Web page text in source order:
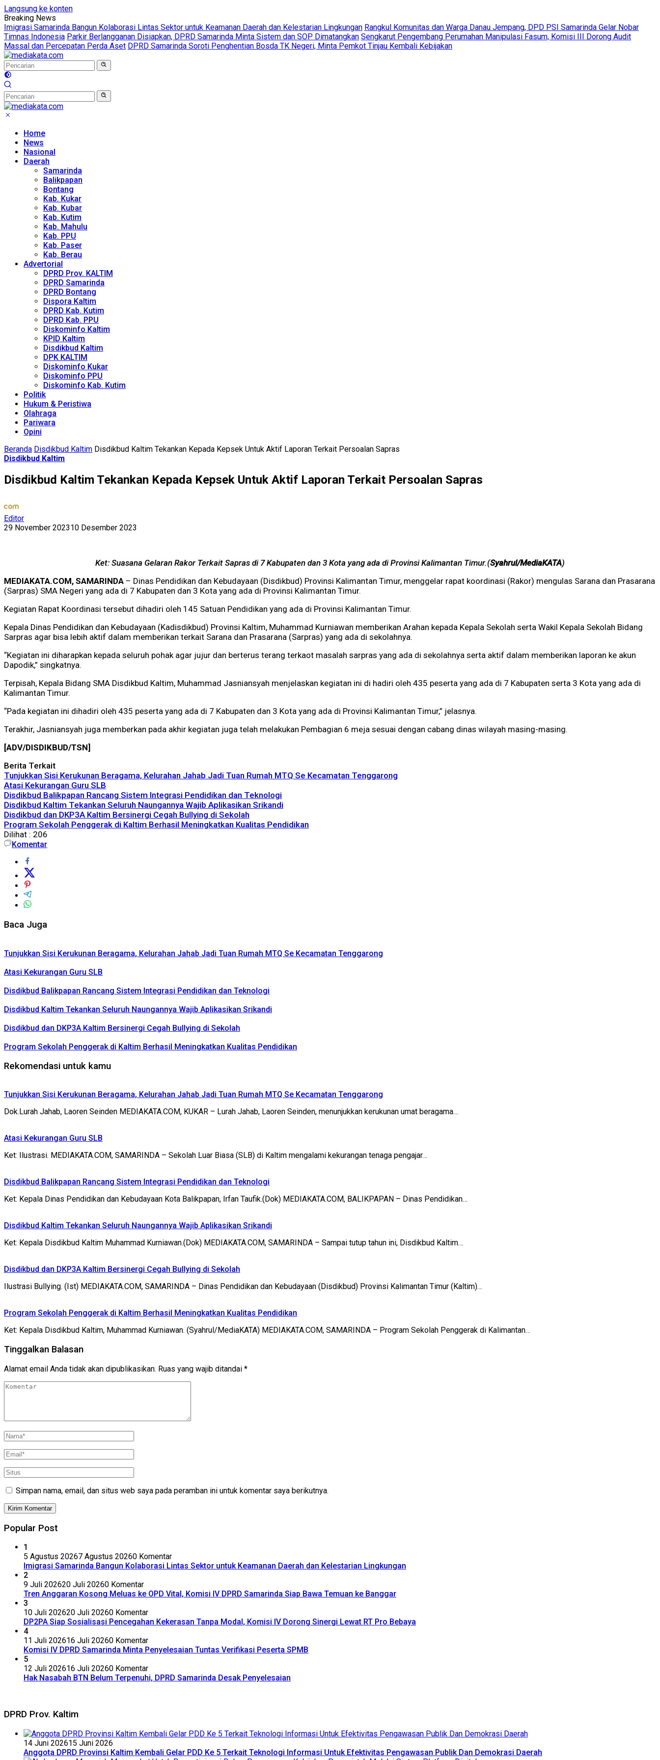
Langsung ke konten
Breaking News
Imigrasi Samarinda Bangun Kolaborasi Lintas Sektor untuk Keamanan Daerah dan Kelestarian Lingkungan Rangkul Komunitas dan Warga Danau Jempang, DPD PSI Samarinda Gelar Nobar
Timnas Indonesia Parkir Berlangganan Disiapkan, DPRD Samarinda Minta Sistem dan SOP Dimatangkan Sengkarut Pengembang Perumahan Manipulasi Fasum, Komisi III Dorong Audit
Massal dan Percepatan Perda Aset DPRD Samarinda Soroti Penghentian Bosda TK Negeri, Minta Pemkot Tinjau Kembali Kebijakan
Home
News
Nasional
Daerah
Samarinda
Balikpapan
Bontang
Kab. Kukar
Kab. Kubar
Kab. Kutim
Kab. Mahulu
Kab. PPU
Kab. Paser
Kab. Berau
Advertorial
DPRD Prov. KALTIM
DPRD Samarinda
DPRD Bontang
Dispora Kaltim
DPRD Kab. Kutim
DPRD Kab. PPU
Diskominfo Kaltim
KPID Kaltim
Disdikbud Kaltim
DPK KALTIM
Diskominfo Kukar
Diskominfo PPU
Diskominfo Kab. Kutim
Politik
Hukum & Peristiwa
Olahraga
Pariwara
Opini
Beranda Disdikbud Kaltim Disdikbud Kaltim Tekankan Kepada Kepsek Untuk Aktif Laporan Terkait Persoalan Sapras
Disdikbud Kaltim
Disdikbud Kaltim Tekankan Kepada Kepsek Untuk Aktif Laporan Terkait Persoalan Sapras
Editor
29 November 202310 Desember 2023
Ket: Suasana Gelaran Rakor Terkait Sapras di 7 Kabupaten dan 3 Kota yang ada di Provinsi Kalimantan Timur.(Syahrul/MediaKATA)
MEDIAKATA.COM, SAMARINDA – Dinas Pendidikan dan Kebudayaan (Disdikbud) Provinsi Kalimantan Timur, menggelar rapat koordinasi (Rakor) mengulas Sarana dan Prasarana
(Sarpras) SMA Negeri yang ada di 7 Kabupaten dan 3 Kota yang ada di Provinsi Kalimantan Timur.
Kegiatan Rapat Koordinasi tersebut dihadiri oleh 145 Satuan Pendidikan yang ada di Provinsi Kalimantan Timur.
Kepala Dinas Pendidikan dan Kebudayaan (Kadisdikbud) Provinsi Kaltim, Muhammad Kurniawan memberikan Arahan kepada Kepala Sekolah serta Wakil Kepala Sekolah Bidang
Sarpras agar bisa lebih aktif dalam memberikan terkait Sarana dan Prasarana (Sarpras) yang ada di sekolahnya.
“Kegiatan ini diharapkan kepada seluruh pohak agar jujur dan berterus terang terkaot masalah sarpras yang ada di sekolahnya serta aktif dalam memberikan laporan ke akun
Dapodik,” singkatnya.
Terpisah, Kepala Bidang SMA Disdikbud Kaltim, Muhammad Jasniansyah menjelaskan kegiatan ini di hadiri oleh 435 peserta yang ada di 7 Kabupaten serta 3 Kota yang ada di
Kalimantan Timur.
“Pada kegiatan ini dihadiri oleh 435 peserta yang ada di 7 Kabupaten dan 3 Kota yang ada di Provinsi Kalimantan Timur,” jelasnya.
Terakhir, Jasniansyah juga memberkan pada akhir kegiatan juga telah melakukan Pembagian 6 meja sesuai dengan cabang dinas wilayah masing-masing.
[ADV/DISDIKBUD/TSN]
Berita Terkait
Tunjukkan Sisi Kerukunan Beragama, Kelurahan Jahab Jadi Tuan Rumah MTQ Se Kecamatan Tenggarong
Atasi Kekurangan Guru SLB
Disdikbud Balikpapan Rancang Sistem Integrasi Pendidikan dan Teknologi
Disdikbud Kaltim Tekankan Seluruh Naungannya Wajib Aplikasikan Srikandi
Disdikbud dan DKP3A Kaltim Bersinergi Cegah Bullying di Sekolah
Program Sekolah Penggerak di Kaltim Berhasil Meningkatkan Kualitas Pendidikan
Dilihat : 206
Komentar
Baca Juga
Tunjukkan Sisi Kerukunan Beragama, Kelurahan Jahab Jadi Tuan Rumah MTQ Se Kecamatan Tenggarong
Atasi Kekurangan Guru SLB
Disdikbud Balikpapan Rancang Sistem Integrasi Pendidikan dan Teknologi
Disdikbud Kaltim Tekankan Seluruh Naungannya Wajib Aplikasikan Srikandi
Disdikbud dan DKP3A Kaltim Bersinergi Cegah Bullying di Sekolah
Program Sekolah Penggerak di Kaltim Berhasil Meningkatkan Kualitas Pendidikan
Rekomendasi untuk kamu
Tunjukkan Sisi Kerukunan Beragama, Kelurahan Jahab Jadi Tuan Rumah MTQ Se Kecamatan Tenggarong
Dok.Lurah Jahab, Laoren Seinden MEDIAKATA.COM, KUKAR – Lurah Jahab, Laoren Seinden, menunjukkan kerukunan umat beragama…
Atasi Kekurangan Guru SLB
Ket: Ilustrasi. MEDIAKATA.COM, SAMARINDA – Sekolah Luar Biasa (SLB) di Kaltim mengalami kekurangan tenaga pengajar…
Disdikbud Balikpapan Rancang Sistem Integrasi Pendidikan dan Teknologi
Ket: Kepala Dinas Pendidikan dan Kebudayaan Kota Balikpapan, Irfan Taufik.(Dok) MEDIAKATA.COM, BALIKPAPAN – Dinas Pendidikan…
Disdikbud Kaltim Tekankan Seluruh Naungannya Wajib Aplikasikan Srikandi
Ket: Kepala Disdikbud Kaltim Muhammad Kurniawan.(Dok) MEDIAKATA.COM, SAMARINDA – Sampai tutup tahun ini, Disdikbud Kaltim…
Disdikbud dan DKP3A Kaltim Bersinergi Cegah Bullying di Sekolah
Ilustrasi Bullying. (Ist) MEDIAKATA.COM, SAMARINDA – Dinas Pendidikan dan Kebudayaan (Disdikbud) Provinsi Kalimantan Timur (Kaltim)…
Program Sekolah Penggerak di Kaltim Berhasil Meningkatkan Kualitas Pendidikan
Ket: Kepala Disdikbud Kaltim, Muhammad Kurniawan. (Syahrul/MediaKATA) MEDIAKATA.COM, SAMARINDA – Program Sekolah Penggerak di Kalimantan…
Tinggalkan Balasan
Alamat email Anda tidak akan dipublikasikan. Ruas yang wajib ditandai *
Simpan nama, email, dan situs web saya pada peramban ini untuk komentar saya berikutnya.
Popular Post
1
5 Agustus 20267 Agustus 20260 Komentar
Imigrasi Samarinda Bangun Kolaborasi Lintas Sektor untuk Keamanan Daerah dan Kelestarian Lingkungan
2
9 Juli 202620 Juli 20260 Komentar
Tren Anggaran Kosong Meluas ke OPD Vital, Komisi IV DPRD Samarinda Siap Bawa Temuan ke Banggar
3
10 Juli 202620 Juli 20260 Komentar
DP2PA Siap Sosialisasi Pencegahan Kekerasan Tanpa Modal, Komisi IV Dorong Sinergi Lewat RT Pro Bebaya
4
11 Juli 202616 Juli 20260 Komentar
Komisi IV DPRD Samarinda Minta Penyelesaian Tuntas Verifikasi Peserta SPMB
5
12 Juli 202616 Juli 20260 Komentar
Hak Nasabah BTN Belum Terpenuhi, DPRD Samarinda Desak Penyelesaian
DPRD Prov. Kaltim
14 Juni 202615 Juni 2026
Anggota DPRD Provinsi Kaltim Kembali Gelar PDD Ke 5 Terkait Teknologi Informasi Untuk Efektivitas Pengawasan Publik Dan Demokrasi Daerah